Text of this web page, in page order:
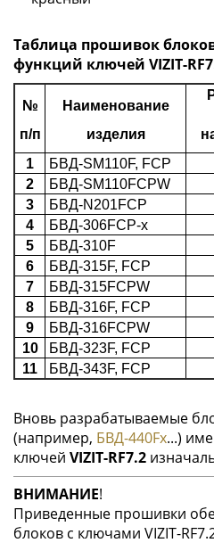
Таблица прошивок
функций ключей VIZIT-
№
п/п
Наименование
изделия
1
БВД-SM110F, FCP
2
БВД-SM110FCPW
3
БВД-N201FCP
4
БВД-306FCP-х
5
БВД-310F
6
БВД-315F, FCP
7
БВД-315FCPW
8
БВД-316F, FCP
9
БВД-316FCPW
10
БВД-323F, FCP
11
БВД-343F, FCP
Вновь разрабатываемые
(например, БВД-440Fx...)
ключей VIZIT-RF7.2
ВНИМАНИЕ!
Приведенные прошивки
блоков с ключами VIZIT-